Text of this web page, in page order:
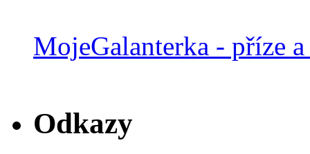
MojeGalanterka - příze
Odkazy